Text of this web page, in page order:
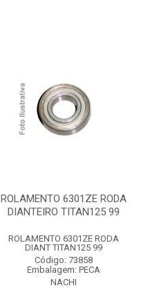
ROLAMENTO 6301ZE RODA
DIANTEIRO TITAN125 99
ROLAMENTO 6301ZE RODA
DIANT TITAN125 99
Código: 73858
Embalagem: PECA
NACHI